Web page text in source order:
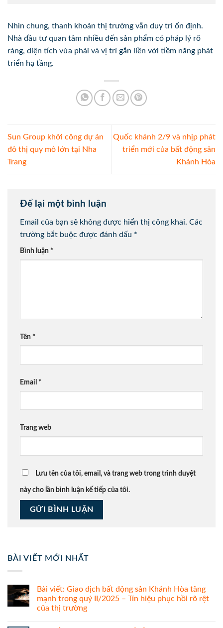
Nhìn chung, thanh khoản thị trường vẫn duy trì ổn định.
Nhà đầu tư quan tâm nhiều đến sản phẩm có pháp lý rõ
ràng, diện tích vừa phải và vị trí gắn liền với tiềm năng phát
triển hạ tầng.
Sun Group khởi công dự án
đô thị quy mô lớn tại Nha
Trang
Quốc khánh 2/9 và nhịp phát
triển mới của bất động sản
Khánh Hòa
Để lại một bình luận
Email của bạn sẽ không được hiển thị công khai. Các
trường bắt buộc được đánh dấu *
Bình luận *
Tên *
Email *
Trang web
Lưu tên của tôi, email, và trang web trong trình duyệt
này cho lần bình luận kế tiếp của tôi.
BÀI VIẾT MỚI NHẤT
Bài viết: Giao dịch bất động sản Khánh Hòa tăng
mạnh trong quý II/2025 – Tín hiệu phục hồi rõ rệt
của thị trường